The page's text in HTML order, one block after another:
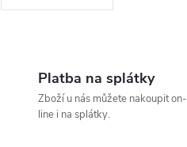
Platba na splátky
Zboží u nás můžete nakoupit on-
line i na splátky.